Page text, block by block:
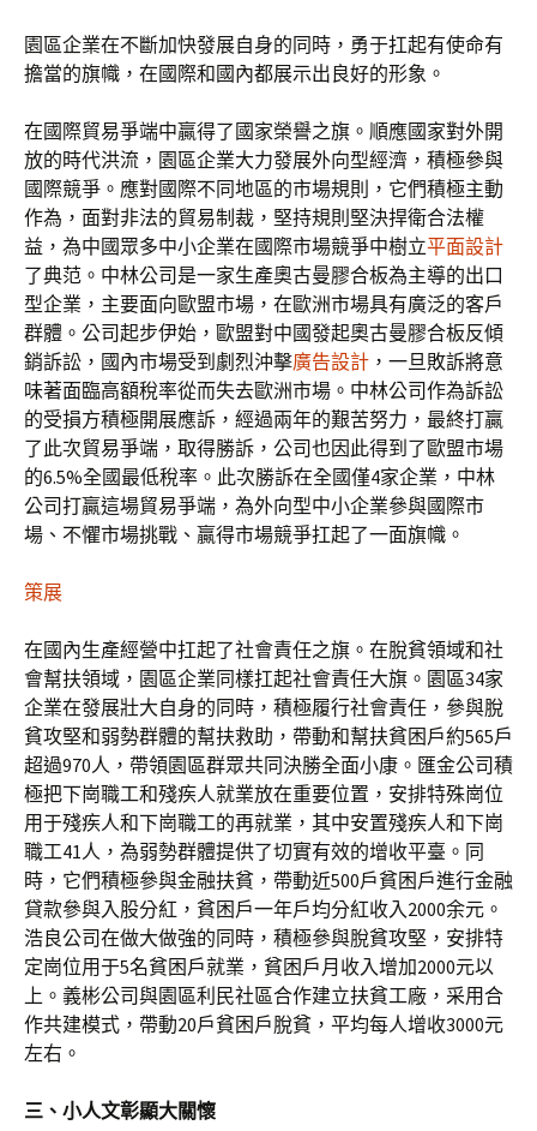
園區企業在不斷加快發展自身的同時，勇于扛起有使命有
擔當的旗幟，在國際和國內都展示出良好的形象。
在國際貿易爭端中贏得了國家榮譽之旗。順應國家對外開
放的時代洪流，園區企業大力發展外向型經濟，積極參與
國際競爭。應對國際不同地區的市場規則，它們積極主動
作為，面對非法的貿易制裁，堅持規則堅決捍衛合法權
益，為中國眾多中小企業在國際市場競爭中樹立平面設計
了典范。中林公司是一家生產奧古曼膠合板為主導的出口
型企業，主要面向歐盟市場，在歐洲市場具有廣泛的客戶
群體。公司起步伊始，歐盟對中國發起奧古曼膠合板反傾
銷訴訟，國內市場受到劇烈沖擊廣告設計 ，一旦敗訴將意
味著面臨高額稅率從而失去歐洲市場。中林公司作為訴訟
的受損方積極開展應訴，經過兩年的艱苦努力，最終打贏
了此次貿易爭端，取得勝訴，公司也因此得到了歐盟市場
的6.5%全國最低稅率。此次勝訴在全國僅4家企業，中林
公司打贏這場貿易爭端，為外向型中小企業參與國際市
場、不懼市場挑戰、贏得市場競爭扛起了一面旗幟。
策展
在國內生產經營中扛起了社會責任之旗。在脫貧領域和社
會幫扶領域，園區企業同樣扛起社會責任大旗。園區34家
企業在發展壯大自身的同時，積極履行社會責任，參與脫
貧攻堅和弱勢群體的幫扶救助，帶動和幫扶貧困戶約565戶
超過970人，帶領園區群眾共同決勝全面小康。匯金公司積
極把下崗職工和殘疾人就業放在重要位置，安排特殊崗位
用于殘疾人和下崗職工的再就業，其中安置殘疾人和下崗
職工41人，為弱勢群體提供了切實有效的增收平臺。同
時，它們積極參與金融扶貧，帶動近500戶貧困戶進行金融
貸款參與入股分紅，貧困戶一年戶均分紅收入2000余元。
浩良公司在做大做強的同時，積極參與脫貧攻堅，安排特
定崗位用于5名貧困戶就業，貧困戶月收入增加2000元以
上。義彬公司與園區利民社區合作建立扶貧工廠，采用合
作共建模式，帶動20戶貧困戶脫貧，平均每人增收3000元
左右。
三、小人文彰顯大關懷